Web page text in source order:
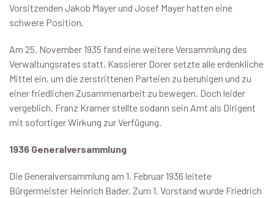
Vorsitzenden Jakob Mayer und Josef Mayer hatten eine
schwere Position.
Am 25. November 1935 fand eine weitere Versammlung des
Verwaltungsrates statt. Kassierer Dorer setzte alle erdenkliche
Mittel ein, um die zerstrittenen Parteien zu beruhigen und zu
einer friedlichen Zusammenarbeit zu bewegen. Doch leider
vergeblich. Franz Kramer stellte sodann sein Amt als Dirigent
mit sofortiger Wirkung zur Verfügung.
1936 Generalversammlung
Die Generalversammlung am 1. Februar 1936 leitete
Bürgermeister Heinrich Bader. Zum 1. Vorstand wurde Friedrich